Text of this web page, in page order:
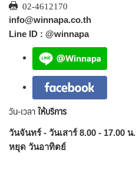
02-4612170
info@winnapa.co.th
Line ID : @winnapa
วัน-เวลาให้บริการ
วันจันทร์ - วันเสาร์ 8.00 - 17.00 น.
หยุด วันอาทิตย์